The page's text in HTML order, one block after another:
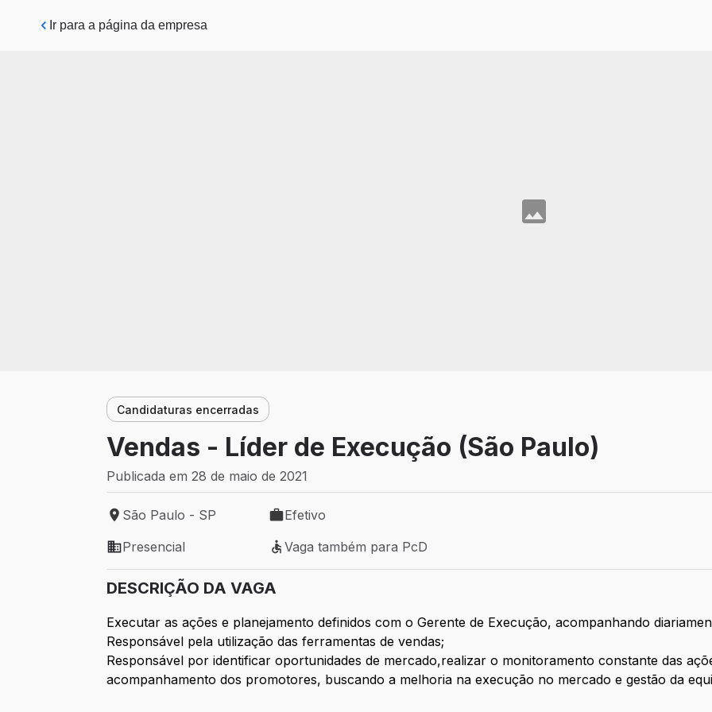
Pular para o conteúdo principal
Ir para a página da empresa
Candidaturas encerradas
Vendas - Líder de Execução (São Paulo)
Publicada em 28 de maio de 2021
Local de trabalho: São Paulo - SP
São Paulo - SP
Tipo de vaga: Efetivo
Efetivo
Modelo de trabalho: Presencial
Presencial
Vaga também para PcD
Vaga também para PcD
DESCRIÇÃO DA VAGA
Executar as ações e planejamento definidos com o Gerente de Execução, acompanhando
Responsável pela utilização das ferramentas de vendas;
Responsável por identificar oportunidades de mercado,realizar o monitoramento constante das
acompanhamento dos promotores, buscando a melhoria na execução no mercado e gestão da